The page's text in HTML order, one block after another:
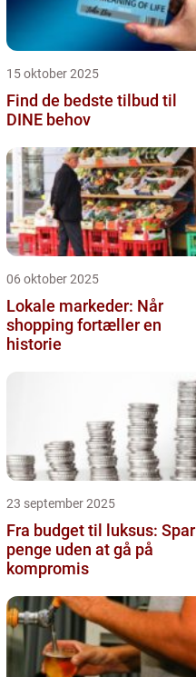
15 oktober 2025
Find de bedste tilbud til
DINE behov
06 oktober 2025
Lokale markeder: Når
shopping fortæller en
historie
23 september 2025
Fra budget til luksus: Spar
penge uden at gå på
kompromis